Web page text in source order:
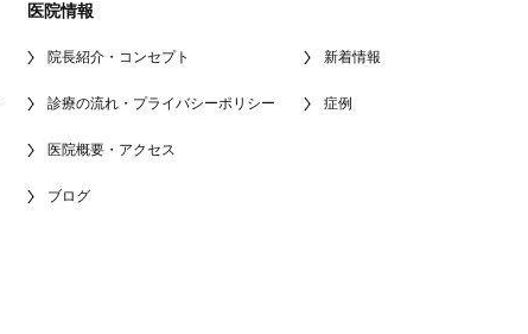
医院情報
院長紹介・コンセプト
診療の流れ・プライバシーポリシー
医院概要・アクセス
ブログ
新着情報
症例